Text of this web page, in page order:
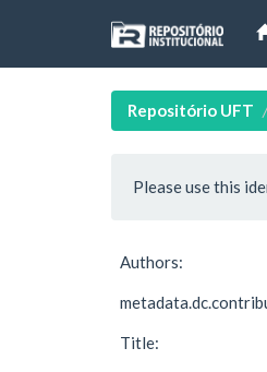
Repositório UFT
Please use this
Authors:
Title: